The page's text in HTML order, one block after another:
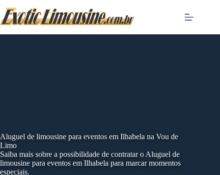
to
content
Aluguel de limousine para eventos em Ilhabela na Vou de
Limo
Saiba mais sobre a possibilidade de contratar o Aluguel de
limousine para eventos em Ilhabela para marcar momentos
especiais.